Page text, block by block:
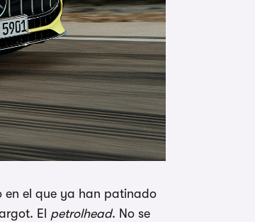
en el que ya han patinado
El petrolhead. No se